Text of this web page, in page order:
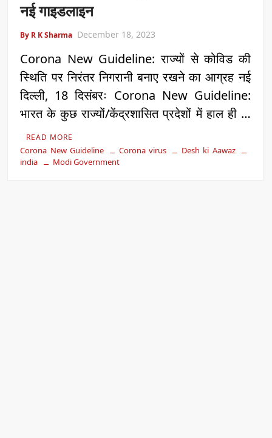
नई गाइडलाइन
By R K Sharma December 18, 2023
Corona New Guideline: राज्यों से कोविड की
स्थिति पर निरंतर निगरानी बनाए रखने का आग्रह नई
दिल्ली, 18 दिसंबरः Corona New Guideline:
भारत के कुछ राज्यों/केंद्रशासित प्रदेशों में हाल ही …
READ MORE
Corona New Guideline Corona virus
Desh ki Aawaz
india
Modi Government